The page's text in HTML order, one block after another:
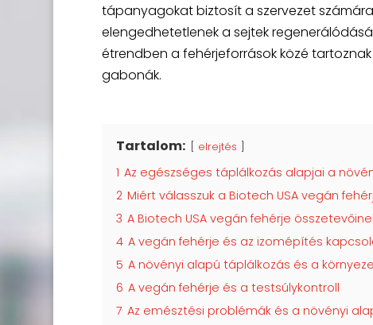
tápanyagokat biztosít a szervezet
elengedhetetlenek a sejtek
étrendben a fehérjeforrások közé
gabonák.
Tartalom: elrejtés
1 Az egészséges táplálkozás alapjai a
2 Miért válasszuk a Biotech USA vegán
3 A Biotech USA vegán fehérje
4 A vegán fehérje és az izomépítés
5 A növényi alapú táplálkozás és a
6 A vegán fehérje és a testsúlykontroll
7 Az emésztési problémák és a növényi